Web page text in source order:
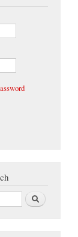
Search